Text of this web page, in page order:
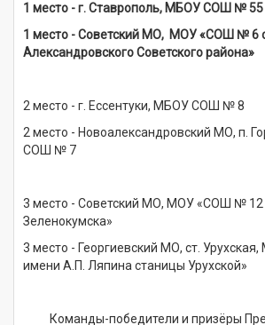
1 место - г. Ставрополь, МБОУ СОШ № 55
1 место - Советский МО, МОУ «СОШ № 6
Александровского Советского района»
2 место - г. Ессентуки,
2 место - Новоалександровский МО, п.
СОШ № 7
3 место - Советский МО, МОУ «СОШ № 12
Зеленокумска»
3 место - Георгиевский МО, ст.
имени А.П. Ляпина станицы Урухской»
Команды-победители и призёры